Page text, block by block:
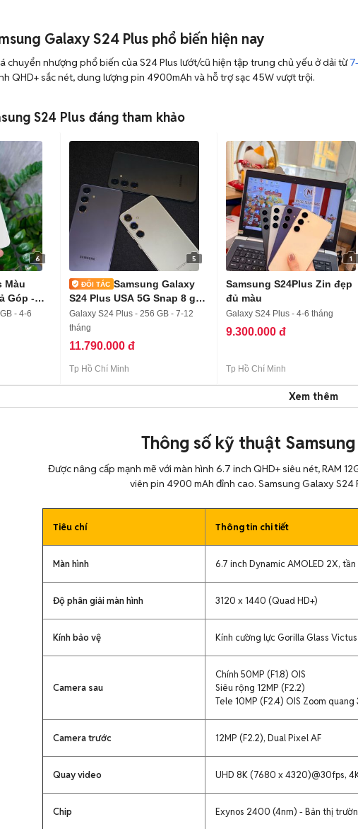
Galaxy S24 Plus phổ biến hiện nay
chuyển nhượng phổ biến của S24 Plus lướt/cũ hiện tập trung chủ yếu ở dải từ
QHD+ sắc nét, dung lượng pin 4900mAh và hỗ trợ sạc 45W vượt trội.
S24 Plus đáng tham khảo
6
Màu
Góp -
- 4-6
5
Samsung Galaxy
S24 Plus USA 5G Snap 8 gen
3
Galaxy S24 Plus - 256 GB - 7-12
tháng
11.790.000 đ
Tp Hồ Chí Minh
1
Samsung S24Plus Zin đẹp
đủ màu
Galaxy S24 Plus - 4-6 tháng
9.300.000 đ
Tp Hồ Chí Minh
Xem thêm
Thông số kỹ thuật
Được nâng cấp mạnh mẽ với màn hình 6.7 inch QHD+ siêu nét, RAM
viên pin 4900 mAh đỉnh cao. Samsung Galaxy S24
Tiêu chí Thông tin chi tiết
Màn hình 6.7 inch Dynamic AMOLED 2X,
Độ phân giải màn hình 3120 x 1440 (Quad HD+)
Kính bảo vệ Kính cường lực Gorilla Glass
Camera sau
Chính 50MP (F1.8) OIS
Siêu rộng 12MP (F2.2)
Tele 10MP (F2.4) OIS Zoom quang
Camera trước 12MP (F2.2), Dual Pixel AF
Quay video UHD 8K (7680 x 4320)@30fps,
Chip Exynos 2400 (4nm) - Bản thị